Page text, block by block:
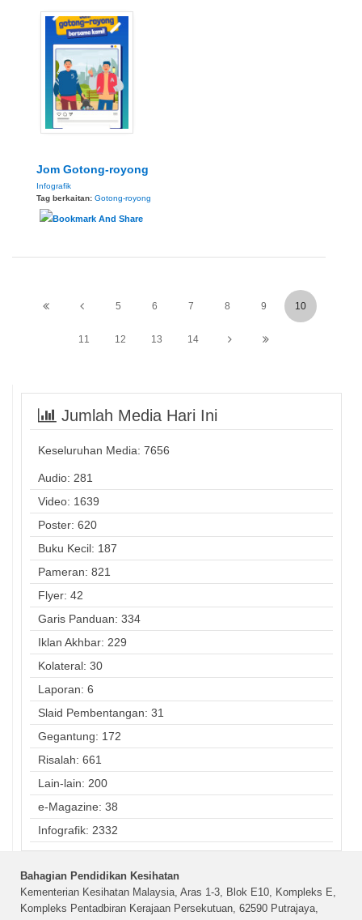
Jom Gotong-royong
Infografik
Tag berkaitan: Gotong-royong
5 6 7 8 9 10
11 12 13 14
Jumlah Media Hari Ini
Keseluruhan Media: 7656
Audio: 281
Video: 1639
Poster: 620
Buku Kecil: 187
Pameran: 821
Flyer: 42
Garis Panduan: 334
Iklan Akhbar: 229
Kolateral: 30
Laporan: 6
Slaid Pembentangan: 31
Gegantung: 172
Risalah: 661
Lain-lain: 200
e-Magazine: 38
Infografik: 2332
Bahagian Pendidikan Kesihatan
Kementerian Kesihatan Malaysia, Aras 1-3, Blok E10, Kompleks E,
Kompleks Pentadbiran Kerajaan Persekutuan, 62590 Putrajaya,